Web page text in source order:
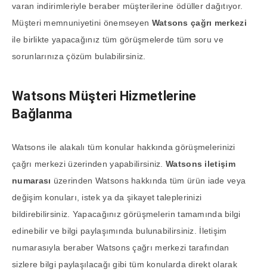
varan indirimleriyle beraber müşterilerine ödüller dağıtıyor.
Müşteri memnuniyetini önemseyen Watsons çağrı merkezi
ile birlikte yapacağınız tüm görüşmelerde tüm soru ve
sorunlarınıza çözüm bulabilirsiniz.
Watsons Müşteri Hizmetlerine
Bağlanma
Watsons ile alakalı tüm konular hakkında görüşmelerinizi
çağrı merkezi üzerinden yapabilirsiniz.Watsons iletişim
numarası üzerinden Watsons hakkında tüm ürün iade veya
değişim konuları, istek ya da şikayet taleplerinizi
bildirebilirsiniz. Yapacağınız görüşmelerin tamamında bilgi
edinebilir ve bilgi paylaşımında bulunabilirsiniz. İletişim
numarasıyla beraber Watsons çağrı merkezi tarafından
sizlere bilgi paylaşılacağı gibi tüm konularda direkt olarak